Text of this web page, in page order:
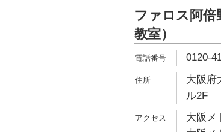
ファロス阿倍
教室）
0120-
大阪府
ル2F
大阪メ